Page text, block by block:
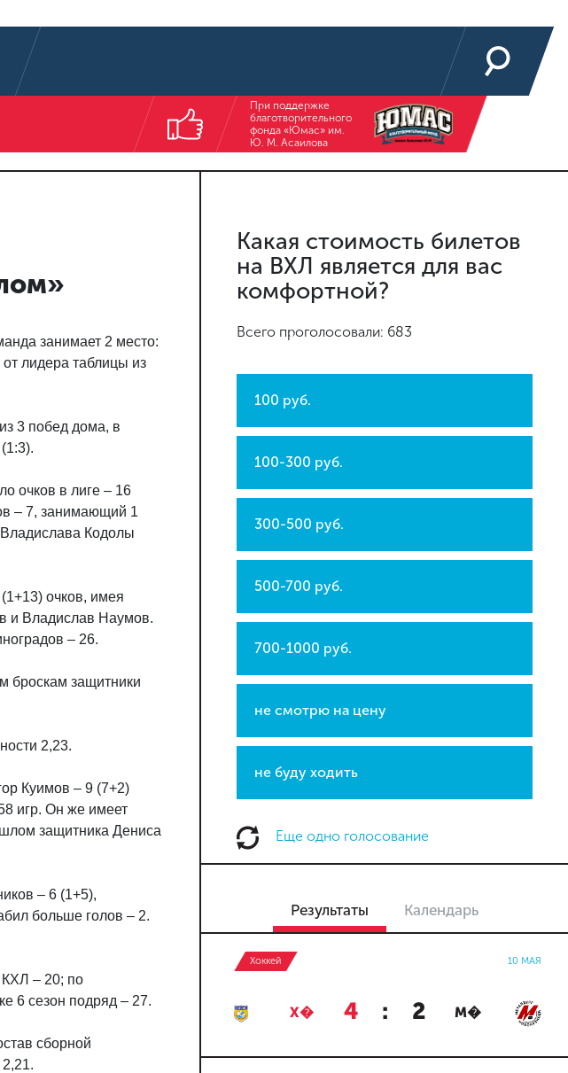
При поддержке
благотворительного
фонда «Юмас» им.
Ю. М. Асаилова
занимает 2 место:
лидера таблицы из
3 побед дома, в
очков в лиге – 16
– 7, занимающий 1
Кодолы
очков, имея
и Владислав Наумов.
– 26.
броскам защитники
2,23.
Куимов – 9 (7+2)
игр. Он же имеет
защитника Дениса
– 6 (1+5),
больше голов – 2.
– 20; по
6 сезон подряд – 27.
сборной
Какая стоимость билетов
на ВХЛ является для вас
комфортной?
Всего проголосовали: 683
100 руб.
100-300 руб.
300-500 руб.
500-700 руб.
700-1000 руб.
не смотрю на цену
не буду ходить
Еще одно голосование
Результаты Календарь
Хоккей 10 МАЯ
Х� 4 : 2 М�